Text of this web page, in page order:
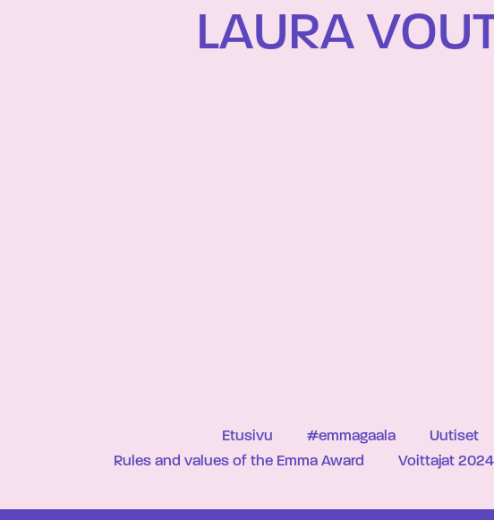
LAURA
Etusivu #emmagaala Uutiset
Rules and values of the Emma Award
Voittajat 2024